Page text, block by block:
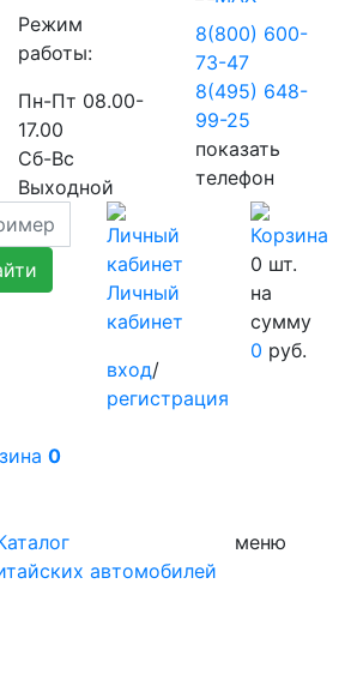
Режим
работы:
Пн-Пт 08.00-
17.00
Сб-Вс
Выходной
8(800) 600-
73-47
8(495) 648-
99-25
показать
телефон
Личный
кабинет
вход/
регистрация
0 шт.
на
сумму
0 руб.
0
автомобилей
меню